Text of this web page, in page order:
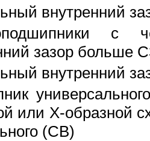
внутренний
с
зазор больше
внутренний
или Х-образной
(CB)